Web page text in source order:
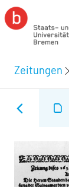
Zeitungen